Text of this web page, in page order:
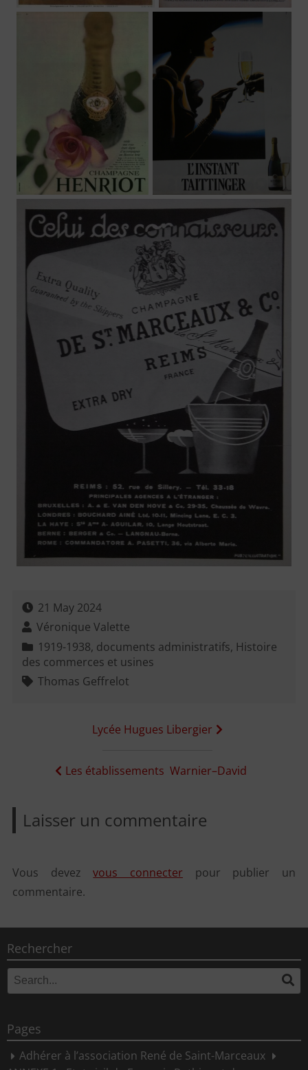
21 May 2024
Véronique Valette
1919-1938, documents administratifs, Histoire
des commerces et usines
Thomas Geffrelot
Navigation
l’article
Lycée Hugues Libergier
Les établissements Warnier–David
Laisser un commentaire
Vous devezvous connecter pour publier un
commentaire.
Rechercher
Search
for:
Pages
Adhérer à l’association René de Saint-Marceaux